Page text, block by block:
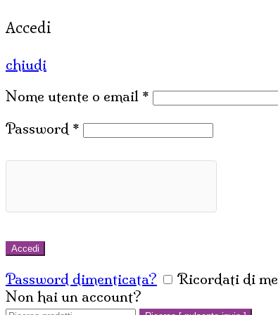
Accedi
chiudi
Nome utente o email *
Password *
Accedi
Password dimenticata?
Ricordati di me
Non hai un account?